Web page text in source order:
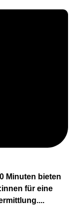
Minuten bieten
für eine